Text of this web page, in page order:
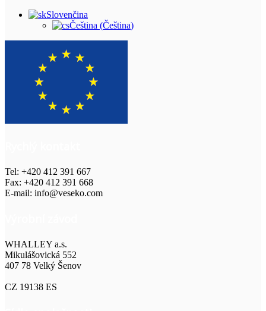
Slovenčina
Čeština (Čeština)
Tel: +420 412 391 667
Fax: +420 412 391 668
E-mail: info@veseko.com
WHALLEY a.s.
Mikulášovická 552
407 78 Velký Šenov
CZ 19138 ES